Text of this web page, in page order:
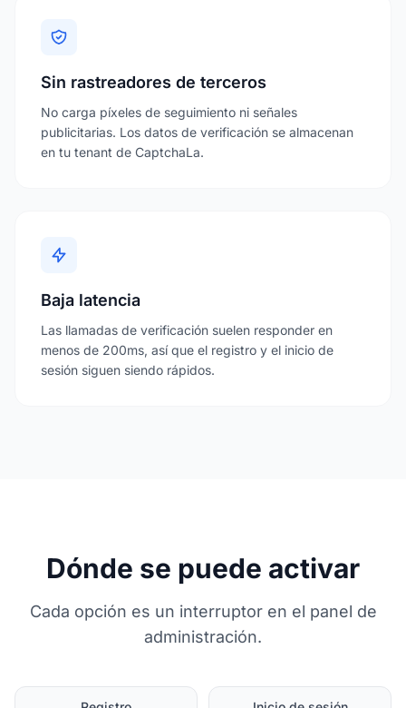
Sin rastreadores de terceros
No carga píxeles de seguimiento ni señales
publicitarias. Los datos de verificación se almacenan
en tu tenant de CaptchaLa.
Baja latencia
Las llamadas de verificación suelen responder en
menos de 200ms, así que el registro y el inicio de
sesión siguen siendo rápidos.
Dónde se puede activar
Cada opción es un interruptor en el panel de
administración.